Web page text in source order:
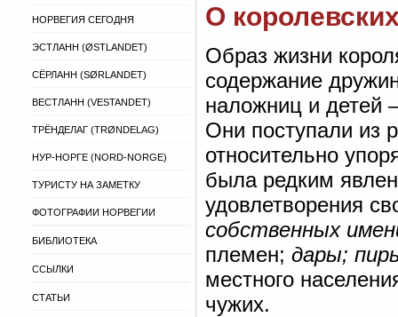
НОРВЕГИЯ СЕГОДНЯ
ЭСТЛАНН (ØSTLANDET)
СЁРЛАНН (SØRLANDET)
ВЕСТЛАНН (VESTANDET)
ТРЁНДЕЛАГ (TRØNDELAG)
НУР-НОРГЕ (NORD-NORGE)
ТУРИСТУ НА ЗАМЕТКУ
ФОТОГРАФИИ НОРВЕГИИ
БИБЛИОТЕКА
ССЫЛКИ
СТАТЬИ
О
Образ жизни
содержание
наложниц и детей
Они поступали из
относительно
была редким
удовлетворения
собственных
племен; дары;
местного
чужих.